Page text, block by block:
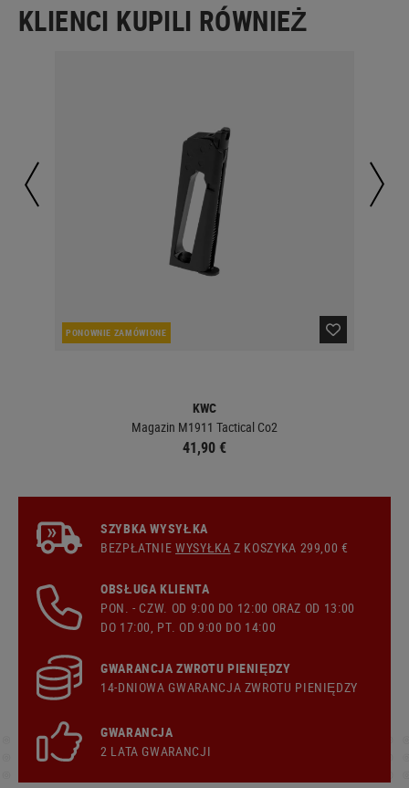
KLIENCI KUPILI RÓWNIEŻ
PONOWNIE ZAMÓWIONE
KWC
Magazin M1911 Tactical Co2
41,90 €
SZYBKA WYSYŁKA
BEZPŁATNIEWYSYŁKA Z KOSZYKA 299,00 €
OBSŁUGA KLIENTA
PON. - CZW. OD 9:00 DO 12:00 ORAZ OD 13:00
DO 17:00, PT. OD 9:00 DO 14:00
GWARANCJA ZWROTU PIENIĘDZY
14-DNIOWA GWARANCJA ZWROTU PIENIĘDZY
GWARANCJA
2 LATA GWARANCJI